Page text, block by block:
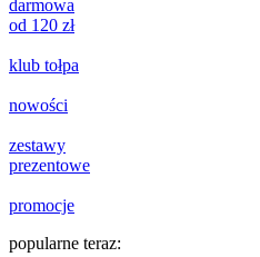
darmowa
od 120 zł
klub tołpa
nowości
zestawy
prezentowe
promocje
popularne teraz: